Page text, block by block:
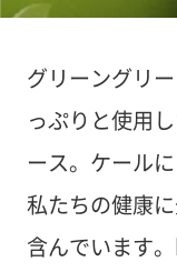
グリーングリ
っぷりと使用
ース。ケール
私たちの健康
含んでいます